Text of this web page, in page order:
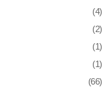
(4)
(2)
(1)
(1)
(66)